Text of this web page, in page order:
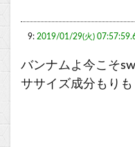
9: 2019/01/29(火)
バンナムよ今こそ
ササイズ成分もり